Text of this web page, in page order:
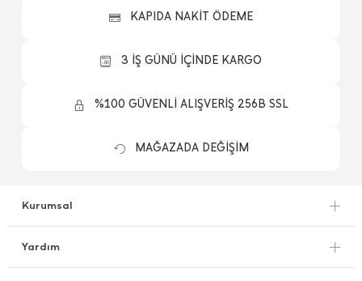
KAPIDA NAKİT ÖDEME
3 İŞ GÜNÜ İÇİNDE KARGO
%100 GÜVENLİ ALIŞVERİŞ 256B SSL
MAĞAZADA DEĞİŞİM
Kurumsal
Yardım